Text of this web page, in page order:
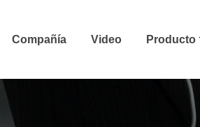
Compañía Video Producto